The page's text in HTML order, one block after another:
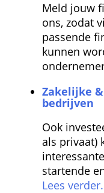
Meld jouw
ons, zodat
passende
kunnen
Zakelijke
bedrijven
Ook
als privaat)
startende
Lees